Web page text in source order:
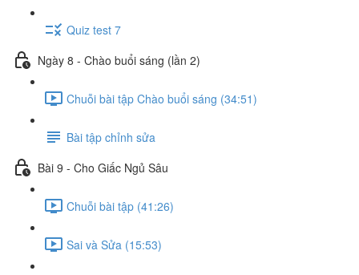
Quiz test 7
Ngày 8 - Chào buổi sáng (lần 2)
Chuỗi bài tập Chào buổi sáng (34:51)
Bài tập chỉnh sửa
Bài 9 - Cho Giấc Ngủ Sâu
Chuỗi bài tập (41:26)
Sai và Sửa (15:53)